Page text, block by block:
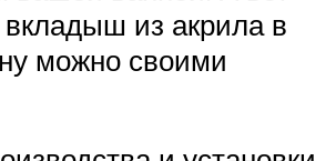
вкладыш из акрила в
можно своими